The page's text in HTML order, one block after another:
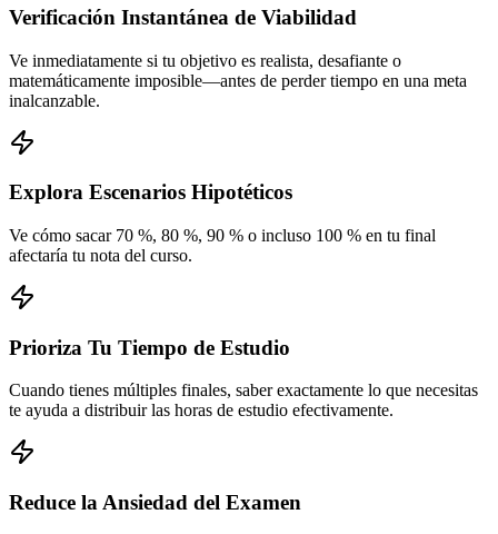
Verificación Instantánea de Viabilidad
Ve inmediatamente si tu objetivo es realista, desafiante o
matemáticamente imposible—antes de perder tiempo en una meta
inalcanzable.
Explora Escenarios Hipotéticos
Ve cómo sacar 70 %, 80 %, 90 % o incluso 100 % en tu final
afectaría tu nota del curso.
Prioriza Tu Tiempo de Estudio
Cuando tienes múltiples finales, saber exactamente lo que necesitas
te ayuda a distribuir las horas de estudio efectivamente.
Reduce la Ansiedad del Examen